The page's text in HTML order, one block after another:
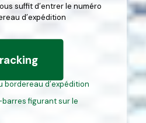
suffit d’entrer le numéro
d’expédition
bordereau d’expédition
figurant sur le